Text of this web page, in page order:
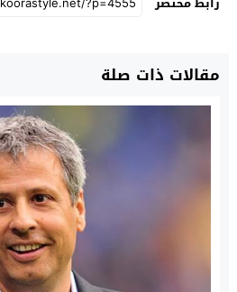
مقالات ذات صلة